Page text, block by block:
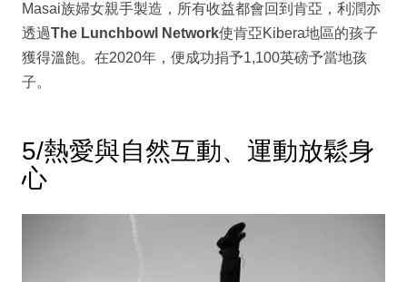
Masai族婦女親手製造，所有收益都會回到肯亞，利潤亦
透過The Lunchbowl Network使肯亞Kibera地區的孩子
獲得溫飽。在2020年，便成功捐予1,100英磅予當地孩
子。
5/熱愛與自然互動、運動放鬆身
心